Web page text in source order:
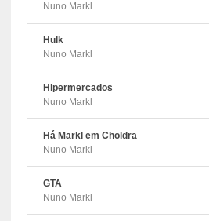
Nuno Markl
Hulk
Nuno Markl
Hipermercados
Nuno Markl
Há Markl em Choldra
Nuno Markl
GTA
Nuno Markl